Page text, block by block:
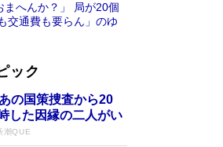
へんか？」 局が20個
交通費も要らん」のゆ
ック
の国策捜査から20
した因縁の二人がい
潮QUE